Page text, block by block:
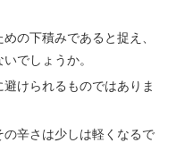
の下積みであると捉え、
でしょうか。
けられるものではありま
辛さは少しは軽くなるで